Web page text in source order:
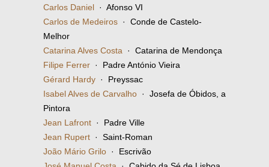
Carlos Daniel · Afonso VI
Carlos de Medeiros · Conde de Castelo-
Melhor
Catarina Alves Costa · Catarina de Mendonça
Filipe Ferrer · Padre António Vieira
Gérard Hardy · Preyssac
Isabel Alves de Carvalho · Josefa de Óbidos, a
Pintora
Jean Lafront · Padre Ville
Jean Rupert · Saint-Roman
João Mário Grilo · Escrivão